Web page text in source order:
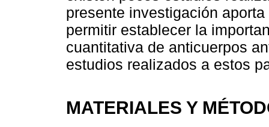
presente investigación
permitir establecer la
cuantitativa de anticuerpos
estudios realizados a estos
MATERIALES Y